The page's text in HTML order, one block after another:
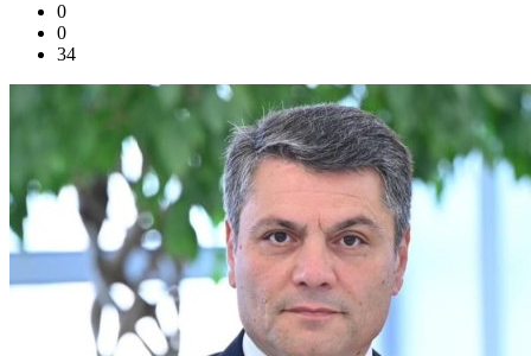
0
0
34